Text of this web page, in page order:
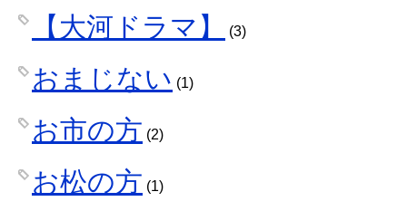
【大河ドラマ】 (3)
おまじない (1)
お市の方 (2)
お松の方 (1)